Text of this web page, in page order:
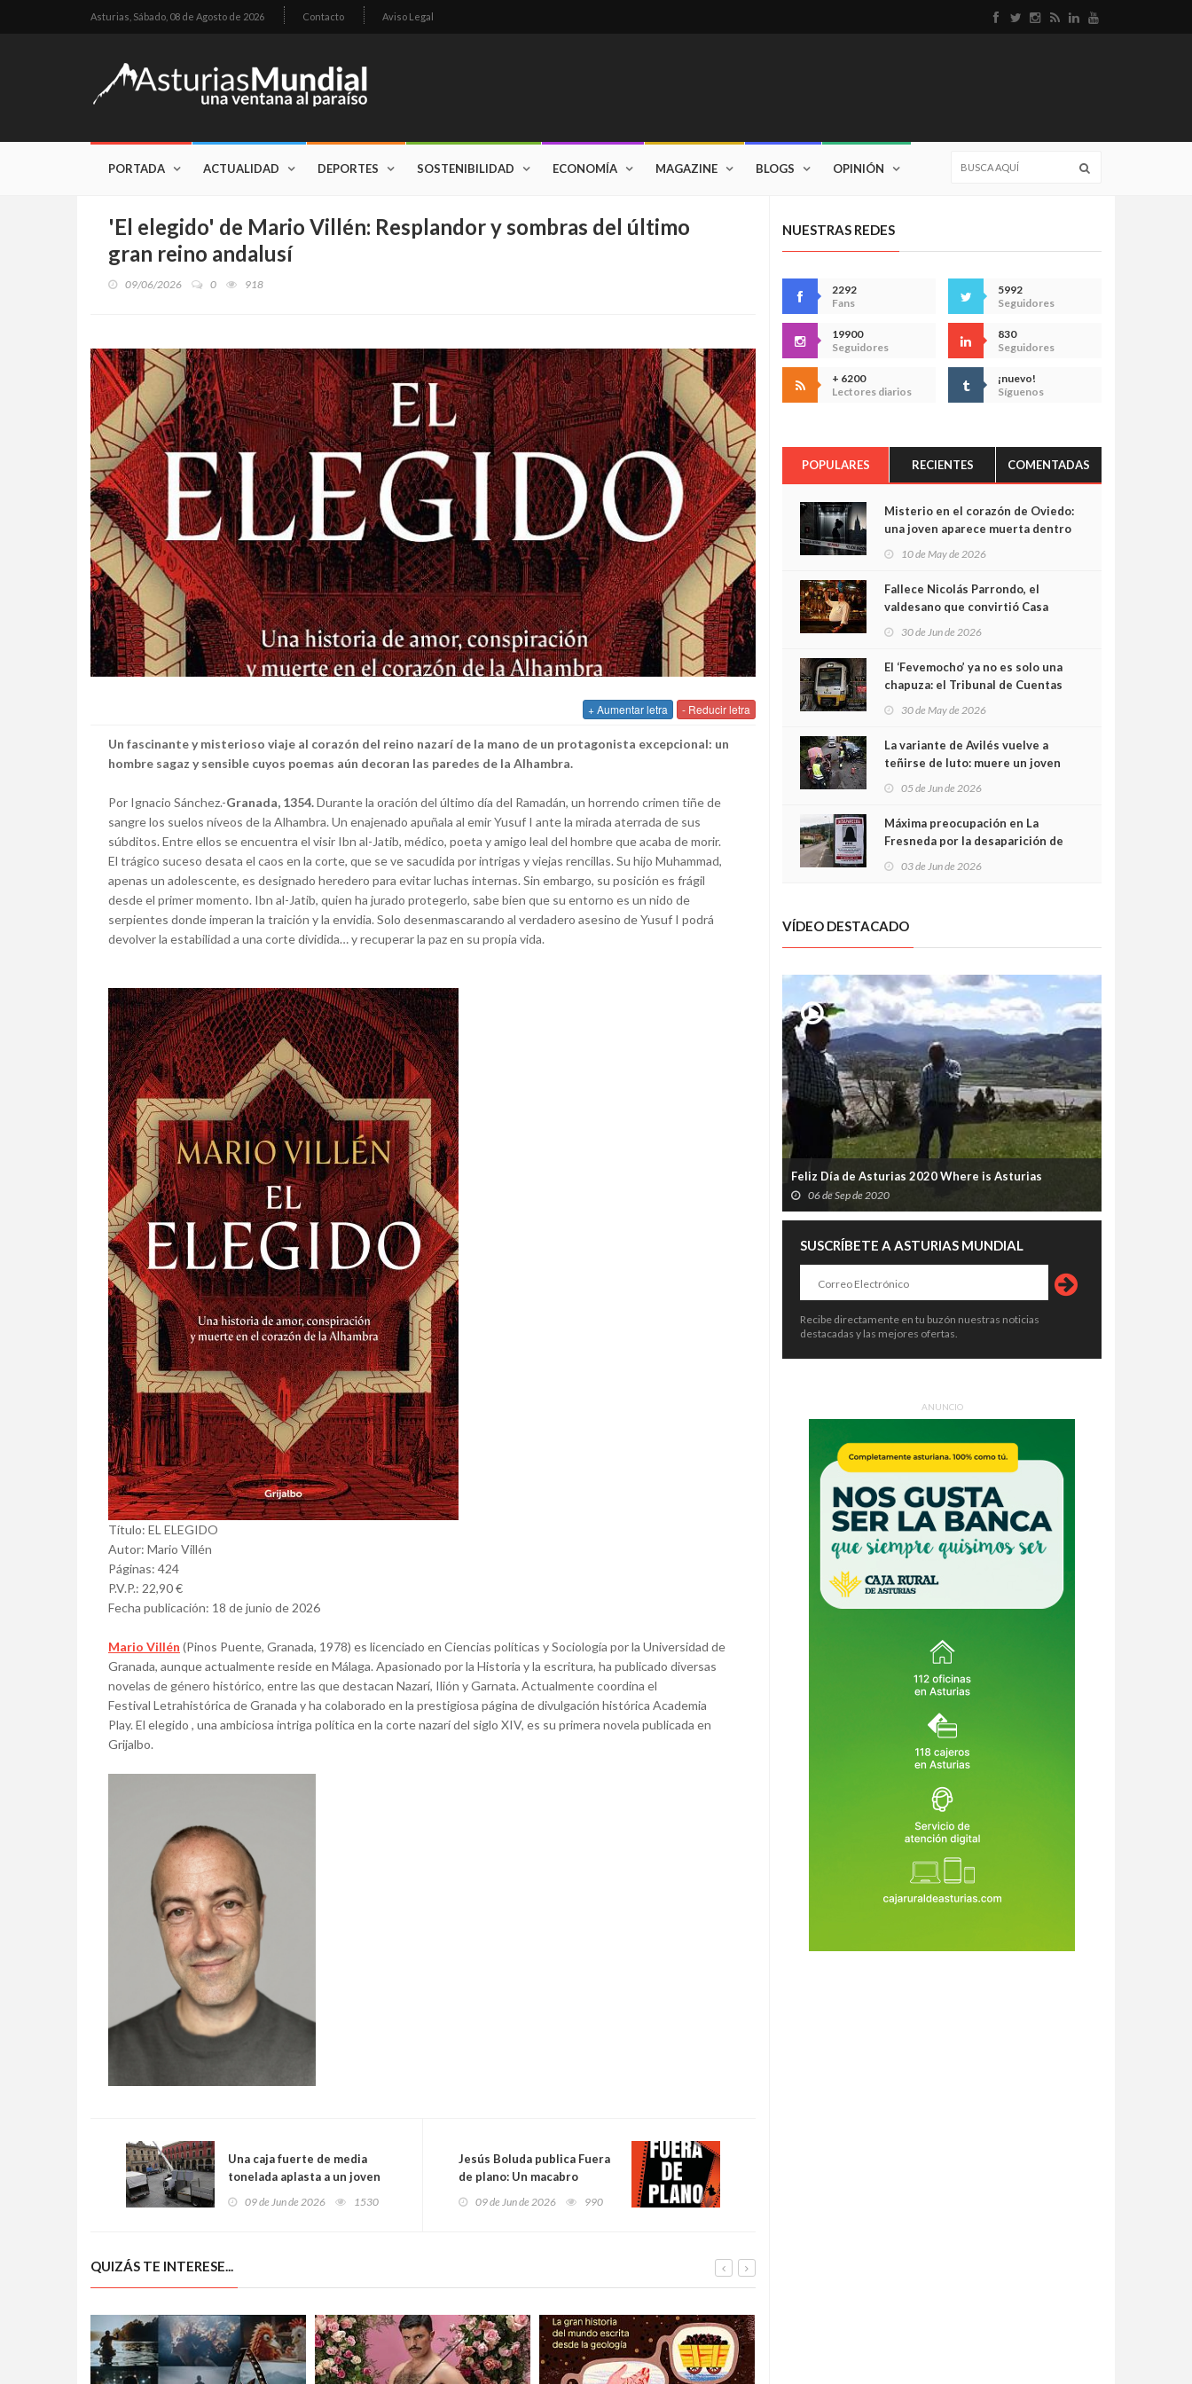
Asturias, Sábado, 08 de Agosto de 2026 Contacto Aviso Legal
PORTADA ACTUALIDAD DEPORTES SOSTENIBILIDAD ECONOMÍA MAGAZINE BLOGS OPINIÓN
'El elegido' de Mario Villén: Resplandor y sombras del último
gran reino andalusí
09/06/2026 0 918
+ Aumentar letra - Reducir letra
Un fascinante y misterioso viaje al corazón del reino nazarí de la mano de un protagonista excepcional: un
hombre sagaz y sensible cuyos poemas aún decoran las paredes de la Alhambra.
Por Ignacio Sánchez.-Granada, 1354.Durante la oración del último día del Ramadán, un horrendo crimen tiñe de
sangre los suelos níveos de la Alhambra. Un enajenado apuñala al emir Yusuf I ante la mirada aterrada de sus
súbditos. Entre ellos se encuentra el visir Ibn al-Jatib, médico, poeta y amigo leal del hombre que acaba de morir.
El trágico suceso desata el caos en la corte, que se ve sacudida por intrigas y viejas rencillas. Su hijo Muhammad,
apenas un adolescente, es designado heredero para evitar luchas internas. Sin embargo, su posición es frágil
desde el primer momento. Ibn al-Jatib, quien ha jurado protegerlo, sabe bien que su entorno es un nido de
serpientes donde imperan la traición y la envidia. Solo desenmascarando al verdadero asesino de Yusuf I podrá
devolver la estabilidad a una corte dividida… y recuperar la paz en su propia vida.
Título: EL ELEGIDO
Autor: Mario Villén
Páginas: 424
P.V.P.: 22,90 €
Fecha publicación: 18 de junio de 2026
Mario Villén (Pinos Puente, Granada, 1978) es licenciado en Ciencias políticas y Sociología por la Universidad de
Granada, aunque actualmente reside en Málaga. Apasionado por la Historia y la escritura, ha publicado diversas
novelas de género histórico, entre las que destacan Nazarí, Ilión y Garnata. Actualmente coordina el
Festival Letrahistórica de Granada y ha colaborado en la prestigiosa página de divulgación histórica Academia
Play. El elegido , una ambiciosa intriga política en la corte nazarí del siglo XIV, es su primera novela publicada en
Grijalbo.
Una caja fuerte de media
tonelada aplasta a un joven
trabajador en plena plaza
09 de Jun de 2026 1530
Jesús Boluda publica Fuera
de plano: Un macabro
homenaje al séptimo arte
09 de Jun de 2026 990
QUIZÁS TE INTERESE...
NUESTRAS REDES
2292
Fans
5992
Seguidores
19900
Seguidores
830
Seguidores
+ 6200
Lectores diarios
¡nuevo!
Síguenos
POPULARES RECIENTES COMENTADAS
Misterio en el corazón de Oviedo:
una joven aparece muerta dentro
cámaras captan sus últimos
minutos
10 de May de 2026
Fallece Nicolás Parrondo, el
valdesano que convirtió Casa
30 de Jun de 2026
El ‘Fevemocho’ ya no es solo una
chapuza: el Tribunal de Cuentas
sobrecoste de los trenes que no
cabían por los túneles
30 de May de 2026
La variante de Avilés vuelve a
teñirse de luto: muere un joven
05 de Jun de 2026
Máxima preocupación en La
Fresneda por la desaparición de
03 de Jun de 2026
VÍDEO DESTACADO
Feliz Día de Asturias 2020 Where is Asturias
06 de Sep de 2020
SUSCRÍBETE A ASTURIAS MUNDIAL
Recibe directamente en tu buzón nuestras noticias
destacadas y las mejores ofertas.
ANUNCIO